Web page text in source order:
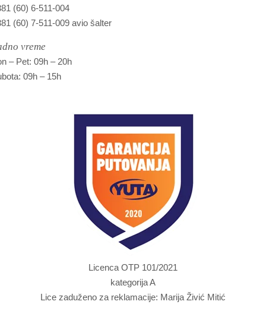
(60) 6-511-004
(60) 7-511-009 avio šalter
vreme
– Pet: 09h – 20h
09h – 15h
Licenca OTP 101/2021
kategorija A
Lice zaduženo za reklamacije: Marija Živić Mitić